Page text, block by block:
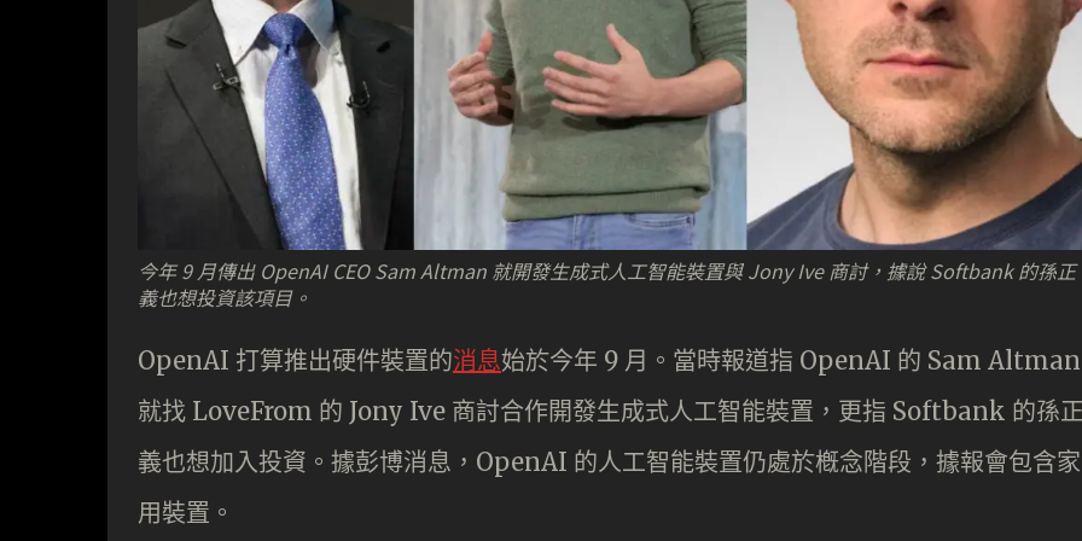
今年 9 月傳出 OpenAI CEO Sam Altman 就開發生成式人工智能裝置與 Jony Ive 商討，據說 Softbank 的孫正
義也想投資該項目。
OpenAI 打算推出硬件裝置的消息始於今年 9 月。當時報道指 OpenAI 的 Sam Altman
就找 LoveFrom 的 Jony Ive 商討合作開發生成式人工智能裝置，更指 Softbank 的孫
義也想加入投資。據彭博消息，OpenAI 的人工智能裝置仍處於槪念階段，據報會包含家
用裝置。